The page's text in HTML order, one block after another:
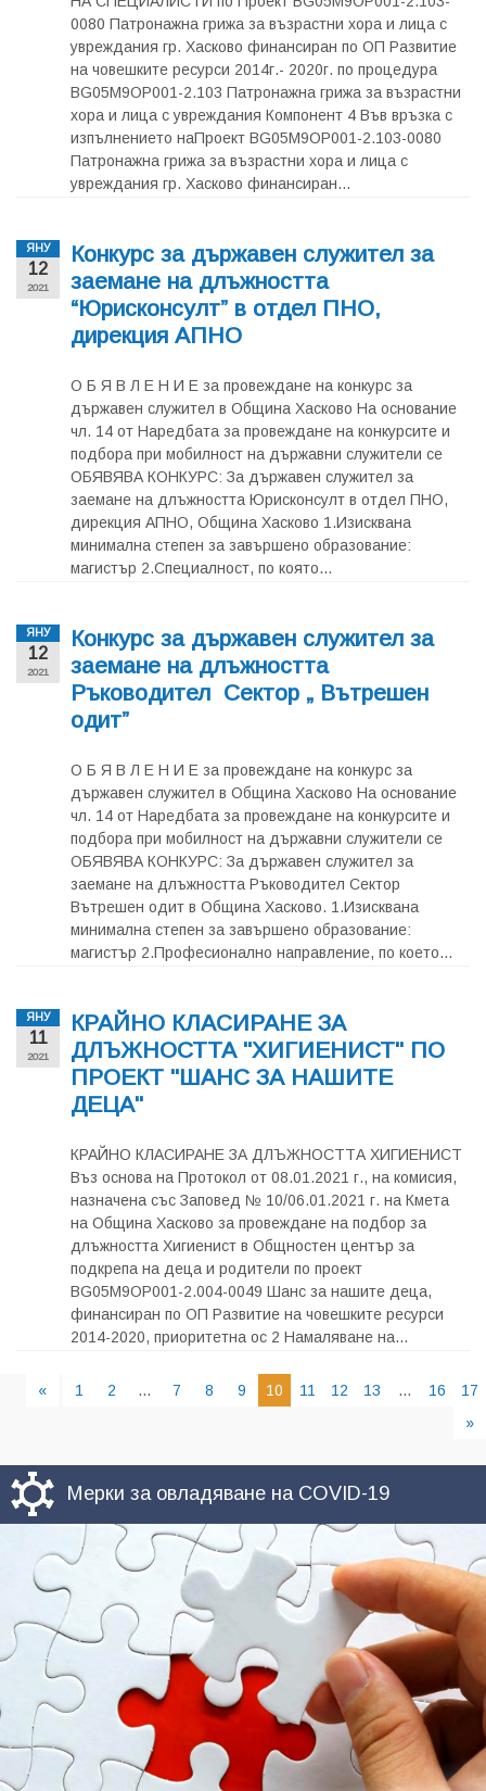
0080 Патронажна грижа за възрастни хора и лица с
увреждания гр. Хасково финансиран по ОП Развитие
на човешките ресурси 2014г.- 2020г. по процедура
BG05M9OP001-2.103 Патронажна грижа за възрастни
хора и лица с увреждания Компонент 4 Във връзка с
изпълнението наПроект BG05M9OP001-2.103-0080
Патронажна грижа за възрастни хора и лица с
увреждания гр. Хасково финансиран...
ЯНУ
12
2021
Конкурс за държавен служител за
заемане на длъжността
“Юрисконсулт” в отдел ПНО,
дирекция АПНО
О Б Я В Л Е Н И Е за провеждане на конкурс за
държавен служител в Община Хасково На основание
чл. 14 от Наредбата за провеждане на конкурсите и
подбора при мобилност на държавни служители се
ОБЯВЯВА КОНКУРС: За държавен служител за
заемане на длъжността Юрисконсулт в отдел ПНО,
дирекция АПНО, Община Хасково 1.Изисквана
минимална степен за завършено образование:
магистър 2.Специалност, по която...
ЯНУ
12
2021
Конкурс за държавен служител за
заемане на длъжността
Ръководител Сектор „ Вътрешен
одит”
О Б Я В Л Е Н И Е за провеждане на конкурс за
държавен служител в Община Хасково На основание
чл. 14 от Наредбата за провеждане на конкурсите и
подбора при мобилност на държавни служители се
ОБЯВЯВА КОНКУРС: За държавен служител за
заемане на длъжността Ръководител Сектор
Вътрешен одит в Община Хасково. 1.Изисквана
минимална степен за завършено образование:
магистър 2.Професионално направление, по което...
ЯНУ
11
2021
КРАЙНО КЛАСИРАНЕ ЗА
ДЛЪЖНОСТТА "ХИГИЕНИСТ" ПО
ПРОЕКТ "ШАНС ЗА НАШИТЕ
ДЕЦА"
КРАЙНО КЛАСИРАНЕ ЗА ДЛЪЖНОСТТА ХИГИЕНИСТ
Въз основа на Протокол от 08.01.2021 г., на комисия,
назначена със Заповед № 10/06.01.2021 г. на Кмета
на Община Хасково за провеждане на подбор за
длъжността Хигиенист в Общностен център за
подкрепа на деца и родители по проект
BG05M9OP001-2.004-0049 Шанс за нашите деца,
финансиран по ОП Развитие на човешките ресурси
2014-2020, приоритетна ос 2 Намаляване на...
« 1 2 ... 7 8 9 10 11 12 13 ... 16
17
»
Мерки за овладяване на COVID-19